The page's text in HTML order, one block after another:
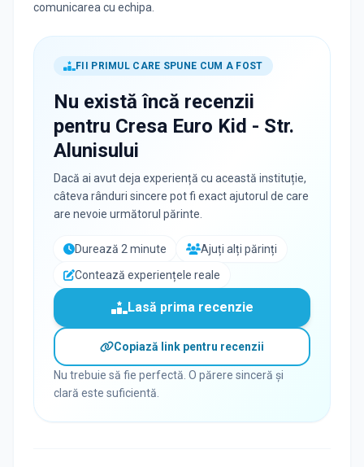
comunicarea cu echipa.
FII PRIMUL CARE SPUNE CUM A FOST
Nu există încă recenzii
pentru Cresa Euro Kid - Str.
Alunisului
Dacă ai avut deja experiență cu această instituție,
câteva rânduri sincere pot fi exact ajutorul de care
are nevoie următorul părinte.
Durează 2 minute
Ajuți alți părinți
Contează experiențele reale
Lasă prima recenzie
Copiază link pentru recenzii
Nu trebuie să fie perfectă. O părere sinceră și
clară este suficientă.